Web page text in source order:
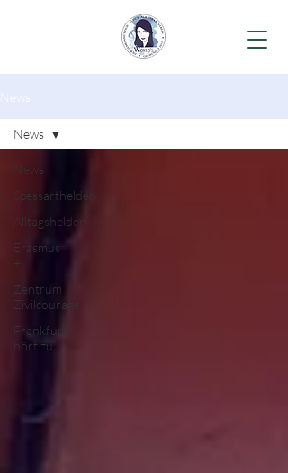
News
News
Spessarthelden
Alltagshelden
Erasmus
+
Zentrum
Zivilcourage
Frankfurt
hört zu
News